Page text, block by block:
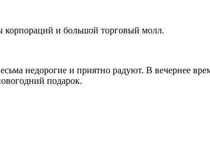
корпораций и большой торговый молл.
недорогие и приятно радуют. В вечернее
подарок.